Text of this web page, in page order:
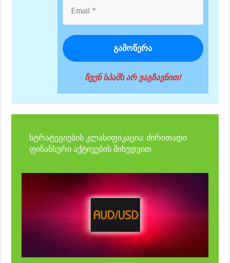
ჩვენ სპამს არ ვაგზავნით!
სტრატეგიების კლასიფიკაცია: ძირითადი
ფინანსური აქტივების მიხედვით